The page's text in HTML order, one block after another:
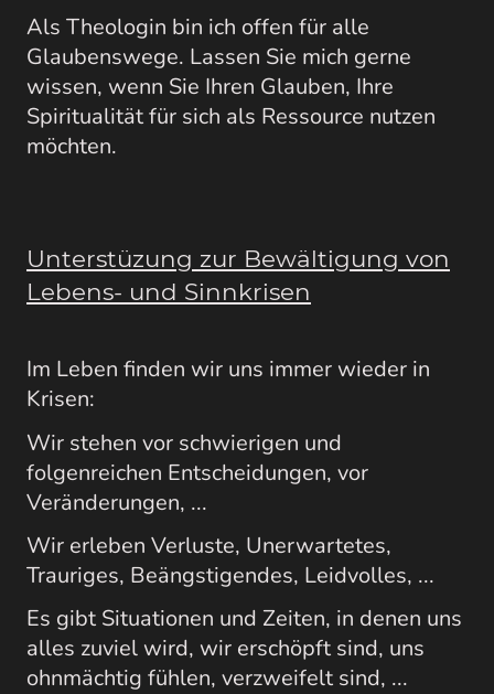
Als Theologin bin ich offen für alle
Glaubenswege. Lassen Sie mich gerne
wissen, wenn Sie Ihren Glauben, Ihre
Spiritualität für sich als Ressource nutzen
möchten.
Unterstüzung zur Bewältigung von
Lebens- und Sinnkrisen
Im Leben finden wir uns immer wieder in
Krisen:
Wir stehen vor schwierigen und
folgenreichen Entscheidungen, vor
Veränderungen, ...
Wir erleben Verluste, Unerwartetes,
Trauriges, Beängstigendes, Leidvolles, ...
Es gibt Situationen und Zeiten, in denen uns
alles zuviel wird, wir erschöpft sind, uns
ohnmächtig fühlen, verzweifelt sind, ...